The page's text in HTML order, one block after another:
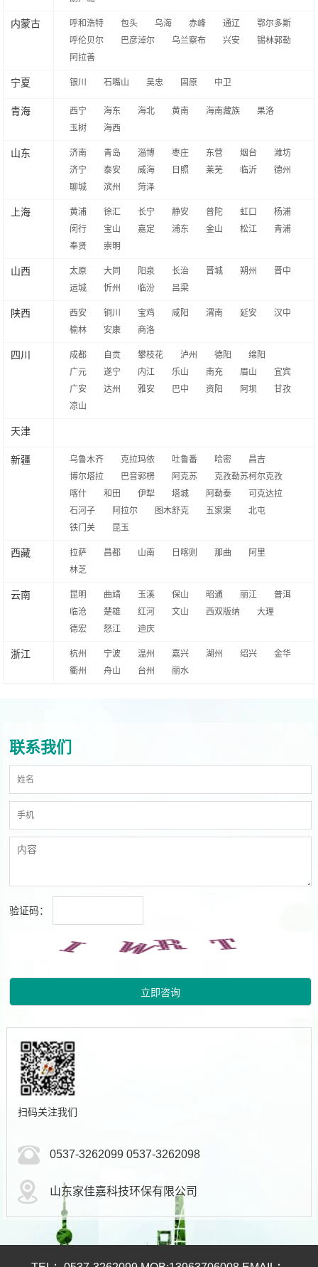
内蒙古 呼和浩特 包头 乌海 赤峰 通辽
鄂尔多斯
呼伦贝尔
巴彦淖尔 乌兰察布 兴安
锡林郭勒
阿拉善
宁夏 银川 石嘴山 吴忠 固原 中卫
青海 西宁 海东 海北 黄南 海南藏族
果洛
玉树
海西
山东 济南 青岛 淄博 枣庄 东营 烟台
潍坊
济宁
泰安 威海 日照 莱芜 临沂
德州
聊城
滨州 菏泽
上海 黄浦 徐汇 长宁 静安 普陀 虹口
杨浦
闵行
宝山 嘉定 浦东 金山 松江
青浦
奉贤
崇明
山西 太原 大同 阳泉 长治 晋城 朔州
晋中
运城
忻州 临汾 吕梁
陕西 西安 铜川 宝鸡 咸阳 渭南 延安
汉中
榆林
安康 商洛
四川 成都 自贡 攀枝花 泸州 德阳
绵阳
广元
遂宁 内江 乐山 南充 眉山
宜宾
广安
达州 雅安 巴中 资阳 阿坝
甘孜
凉山
天津
新疆 乌鲁木齐 克拉玛依 吐鲁番 哈密
昌吉
博尔塔拉
巴音郭楞 阿克苏
克孜勒苏柯尔克孜
喀什
和田 伊犁 塔城 阿勒泰
可克达拉
石河子
阿拉尔 图木舒克 五家渠
北屯
铁门关
昆玉
西藏 拉萨 昌都 山南 日喀则 那曲
阿里
林芝
云南 昆明 曲靖 玉溪 保山 昭通 丽江
普洱
临沧
楚雄 红河 文山 西双版纳
大理
德宏
怒江 迪庆
浙江 杭州 宁波 温州 嘉兴 湖州 绍兴
金华
衢州
舟山 台州 丽水
联系我们
验证码：
扫码关注我们
0537-3262099 0537-3262098
山东家佳嘉科技环保有限公司